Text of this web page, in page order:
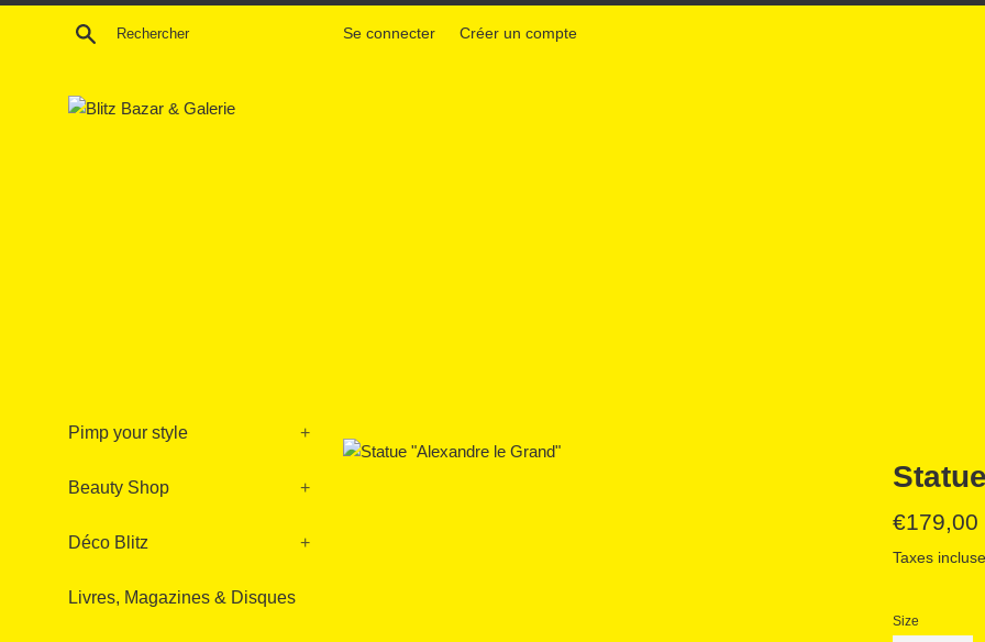
Passer
Recherche Se connecter Créer un compte
Pimp your style +
Beauty Shop +
Déco Blitz +
Livres, Magazines & Disques
Prix
€179,00
Taxes
Size